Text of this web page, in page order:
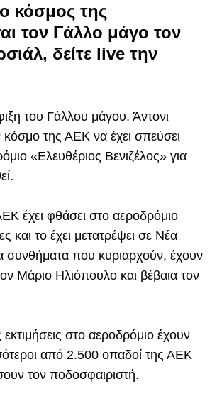
κόσμος της
τον Γάλλο μάγο τον
δείτε live την
του Γάλλου μάγου, Άντονι
της ΑΕΚ να έχει σπεύσει
«Ελευθέριος Βενιζέλος» για
έχει φθάσει στο αεροδρόμιο
και το έχει μετατρέψει σε Νέα
συνθήματα που κυριαρχούν, έχουν
Μάριο Ηλιόπουλο και βέβαια τον
στο αεροδρόμιο έχουν
από 2.500 οπαδοί της ΑΕΚ
τον ποδοσφαιριστή.